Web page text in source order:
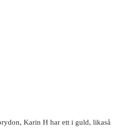
Karin H har ett i guld, likaså